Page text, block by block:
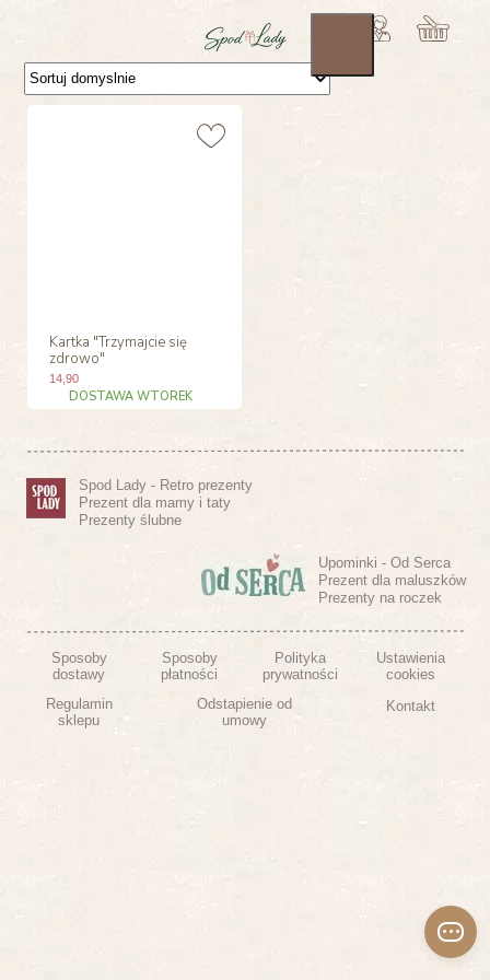
Kartka "Trzymajcie się
zdrowo"
14,90
DOSTAWA WTOREK
Spod Lady - Retro prezenty
Prezent dla mamy i taty
Prezenty ślubne
Upominki - Od Serca
Prezent dla maluszków
Prezenty na roczek
Sposoby
dostawy
Sposoby
płatności
Polityka
prywatności
Ustawienia
cookies
Regulamin
sklepu
Odstapienie od
umowy
Kontakt